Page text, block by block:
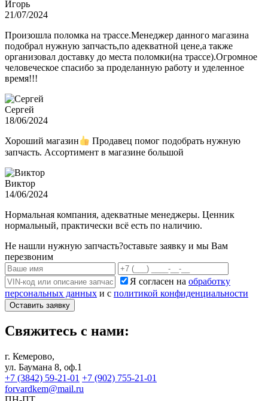
Игорь
21/07/2024
Произошла поломка на трассе.Менеджер данного магазина
подобрал нужную запчасть,по адекватной цене,а также
организовал доставку до места поломки(на трассе).Огромное
человеческое спасибо за проделанную работу и уделенное
время!!!
Сергей
18/06/2024
Хороший магазин
Продавец помог подобрать нужную
запчасть. Ассортимент в магазине большой
Виктор
14/06/2024
Нормальная компания, адекватные менеджеры. Ценник
нормальный, практически всё есть по наличию.
Не нашли нужную запчасть?оставьте заявку и мы Вам
перезвоним
Я согласен на обработку
персональных данных и с политикой конфиденциальности
Оставить заявку
Свяжитесь с нами:
г. Кемерово,
ул. Баумана 8, оф.1
+7 (3842) 59-21-01 +7 (902) 755-21-01
forvardkem@mail.ru